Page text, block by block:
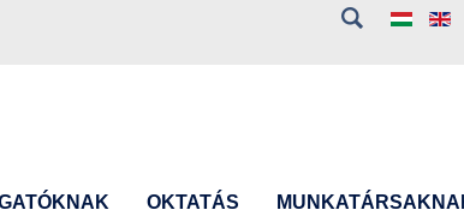
OKTATÁS